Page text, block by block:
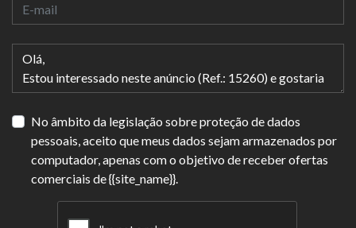
No âmbito da legislação sobre proteção de dados
pessoais, aceito que meus dados sejam armazenados por
computador, apenas com o objetivo de receber ofertas
comerciais de {{site_name}}.